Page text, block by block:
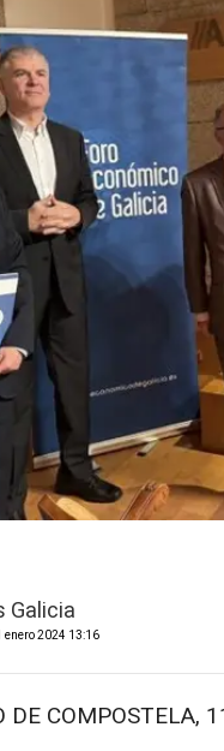
Galicia
enero 2024 13:16
DE COMPOSTELA,